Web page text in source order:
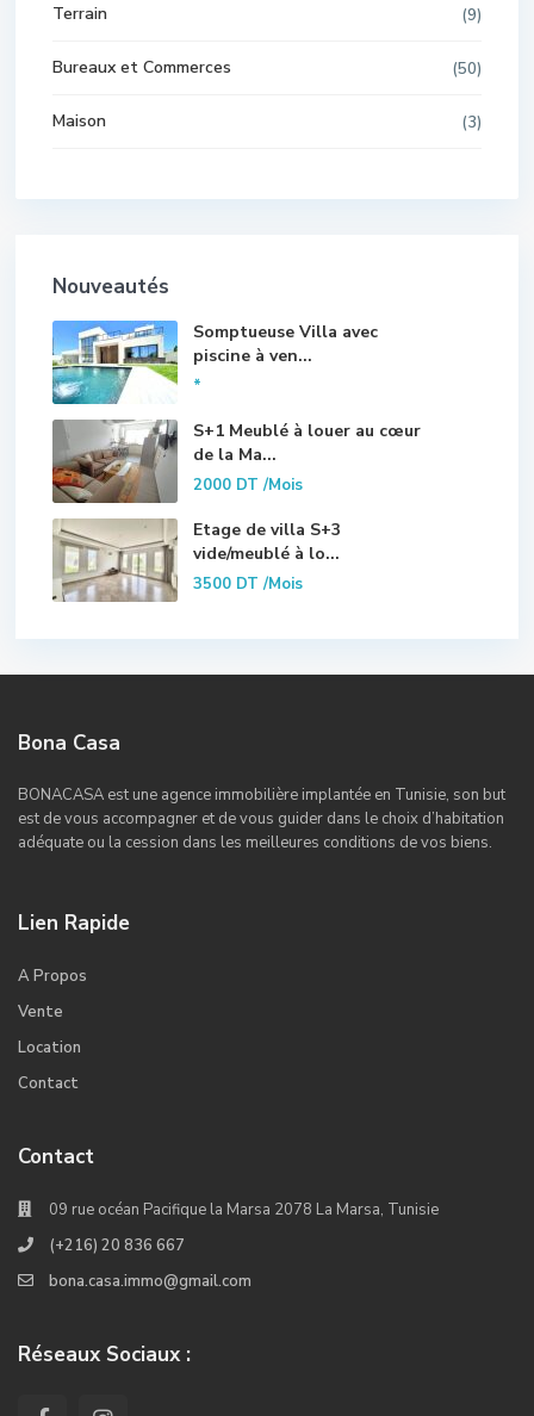
Terrain (9)
Bureaux et Commerces (50)
Maison (3)
Nouveautés
Somptueuse Villa avec
piscine à ven...
*
S+1 Meublé à louer au cœur
de la Ma...
2000 DT/Mois
Etage de villa S+3
vide/meublé à lo...
3500 DT/Mois
Bona Casa
BONACASA est une agence immobilière implantée en Tunisie, son but
est de vous accompagner et de vous guider dans le choix d’habitation
adéquate ou la cession dans les meilleures conditions de vos biens.
Lien Rapide
A Propos
Vente
Location
Contact
Contact
09 rue océan Pacifique la Marsa 2078 La Marsa, Tunisie
(+216) 20 836 667
bona.casa.immo@gmail.com
Réseaux Sociaux :